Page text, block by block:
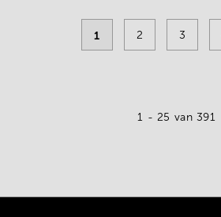
1 - 25 van 391
Current
1 Pagina
2 Pagina
3